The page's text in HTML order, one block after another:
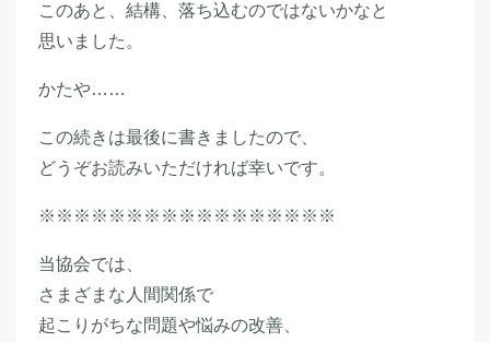
このあと、結構、落ち込むのではないかなと
思いました。
かたや……
この続きは最後に書きましたので、
どうぞお読みいただければ幸いです。
※※※※※※※※※※※※※※※※※
当協会では、
さまざまな人間関係で
起こりがちな問題や悩みの改善、